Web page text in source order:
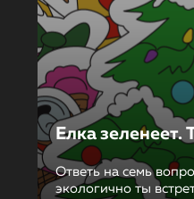
Елка зеленеет.
Ответь на семь
экологично ты